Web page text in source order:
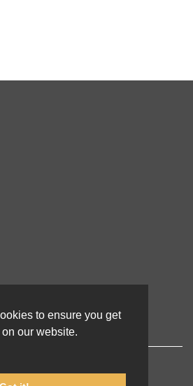
to ensure you get
our website.